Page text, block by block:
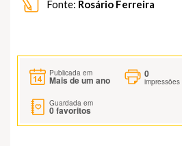
Fonte: Rosário Ferreira
Publicada em
Mais de um ano
0
impressões
Guardada em
0favoritos